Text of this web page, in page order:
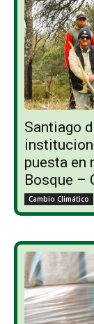
Santiago
puesta en
Bosque –
Cambio Climático